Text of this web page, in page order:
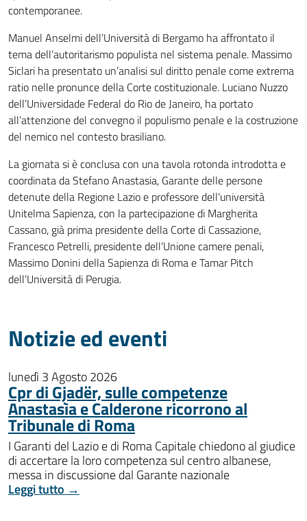
contemporanee.
Manuel Anselmi dell’Università di Bergamo ha affrontato il
tema dell’autoritarismo populista nel sistema penale. Massimo
Siclari ha presentato un’analisi sul diritto penale come extrema
ratio nelle pronunce della Corte costituzionale. Luciano Nuzzo
dell’Universidade Federal do Rio de Janeiro, ha portato
all’attenzione del convegno il populismo penale e la costruzione
del nemico nel contesto brasiliano.
La giornata si è conclusa con una tavola rotonda introdotta e
coordinata da Stefano Anastasia, Garante delle persone
detenute della Regione Lazio e professore dell’università
Unitelma Sapienza, con la partecipazione di Margherita
Cassano, già prima presidente della Corte di Cassazione,
Francesco Petrelli, presidente dell’Unione camere penali,
Massimo Donini della Sapienza di Roma e Tamar Pitch
dell’Università di Perugia.
Notizie ed eventi
lunedì 3 Agosto 2026
Cpr di Gjadër, sulle competenze
Anastasìa e Calderone ricorrono al
Tribunale di Roma
I Garanti del Lazio e di Roma Capitale chiedono al giudice
di accertare la loro competenza sul centro albanese,
messa in discussione dal Garante nazionale
Leggi tutto →